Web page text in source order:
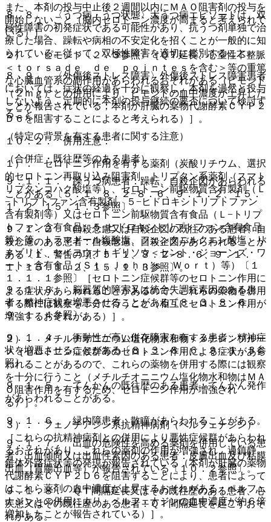
また、本剤の投与中止後２週間以内にＭＡＯ阻害剤の投与を
開始しないこと（脳内セロトニン濃度が高まると考えられて
いる）］。
２）． ピモジド〔２．３参照〕［ＱＴ延長、心室性不整脈
＜ｔｏｒｓａｄｅ ｄｅ ｐｏｉｎｔｅｓを含む＞等の重篤
な心臓血管系の副作用があらわれるおそれがある（ピモジド
（２ｍｇ）との併用により、ピモジドの血中濃度が上昇した
ことが報告されている；本剤が肝臓の薬物代謝酵素ＣＹＰ２
Ｄ６を阻害することによると考えられる）］。
１０．２． 併用注意：
１）． セロトニン作用を有する薬剤（炭酸リチウム、選択
的セロトニン再取り込み阻害剤、トリプタン系薬剤（スマト
リプタンコハク酸塩等）、セロトニン前駆物質含有製剤（Ｌ
−トリプトファン含有製剤、５−ヒドロキシトリプトファン
含有製剤等）又はセロトニン前駆物質含有食品（Ｌ−トリプ
トファン含有食品、５−ヒドロキシトリプトファン含有食品
等）等、トラマドール塩酸塩、フェンタニルクエン酸塩、リ
ネゾリド、セイヨウオトギリソウ＜セント・ジョーンズ・ワ
ート＞含有食品（Ｓｔ．Ｊｏｈｎ’ｓ Ｗｏｒｔ）等）〔１
１．１．１参照〕［セロトニン症候群等のセロトニン作用に
よる症状があらわれることがあるので、これらの薬物を併用
する際には観察を十分に行うこと（相互にセロトニン作用が
増強するおそれがある）］。
２）． メチルチオニニウム塩化物水和物＜メチレンブルー
＞［セロトニン症候群等のセロトニン作用による症状があら
われることがあるので、これらの薬物を併用する際には観察
を十分に行うこと（メチルチオニニウム塩化物水和物はＭＡ
Ｏ阻害作用を有するため、セロトニン作用が増強され
る）］。
３）． フェノチアジン系抗精神病剤（ペルフェナジン）
［これらの抗精神病剤との併用により悪性症候群があらわれ
るおそれがあり、これらの薬剤の作用が増強され、過鎮静、
錐体外路症状等の発現が報告されている（本剤が肝臓の薬物
代謝酵素ＣＹＰ２Ｄ６を阻害することにより、患者によって
はこれら薬剤の血中濃度が上昇するおそれがある；ペルフェ
ナジンとの併用により、ペルフェナジンの血中濃度が約６倍
増加したことが報告されている）］。
８．８． 〈うつ病・うつ状態〉大うつ病エピソードは、双
極性障害の初発症状である可能性があり、抗うつ剤単独で治
療した場合、躁転や病相の不安定化を招くことが一般的に知
られている。従って、双極性障害を適切に鑑別すること。
８．９． 〈外傷後ストレス障害〉外傷後ストレス障害患者
においては、症状の経過を十分に観察し、本剤を漫然と投与
しないよう、定期的に本剤の投与継続の要否について検討す
ること。
（特定の背景を有する患者に関する注意）
（合併症・既往歴等のある患者）
９．１．１． 躁うつ病患者：躁転、自殺企図があらわれる
ことがある〔５．１、８．２−８．６、９．１．２、１５．
１．２、１５．１．３参照〕。
９．１．２． 自殺念慮又は自殺企図の既往のある患者、自
殺念慮のある患者：自殺念慮、自殺企図があらわれることが
ある〔１．警告の項、５．１、８．２−８．６、９．１．
１、１５．１．２、１５．１．３参照〕。
９．１．３． 脳器質的障害又は統合失調症素因のある患
者：精神症状を増悪させることがある〔８．３、８．６、
９．１．４参照〕。
９．１．４． 衝動性が高い併存障害を有する患者：精神症
状を増悪させることがある〔８．３、８．６、９．１．３参
照〕。
９．１．５． てんかんの既往歴のある患者：てんかん発作
があらわれることがある。
９．１．６． 緑内障患者：散瞳があらわれることがある。
９．１．７． 出血の危険性を高める薬剤を併用している患
者、出血傾向又は出血性素因のある患者：皮膚出血及び粘膜
出血（胃腸出血等）が報告されている〔１０．２参照〕。
９．１．８． ＱＴ間隔延長又はその既往歴のある患者、心
疾患又はその既往歴のある患者：ＱＴ間隔延長を起こすおそ
れがある。